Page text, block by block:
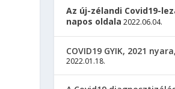
Az új-zélandi Covid19-
napos oldala 2022.06.04.
COVID19 GYIK, 2021
2022.01.18.